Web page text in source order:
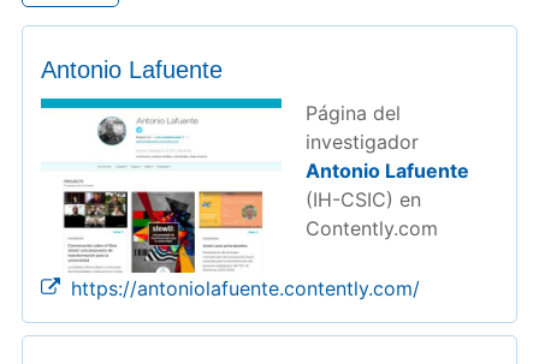
Antonio Lafuente
Página del
investigador
Antonio Lafuente
(IH-CSIC) en
Contently.com
https://antoniolafuente.contently.com/